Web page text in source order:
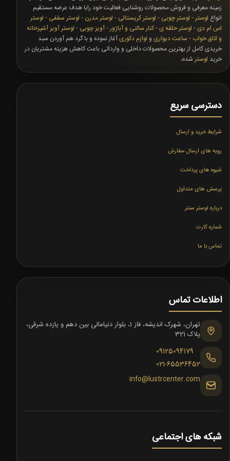
زمینه معرفی و فروش محصولات روشنایی فعالیت خود رابا هدف عرضه مستقیم
انواع لوستر - لوستر چوبی - لوستر کریستالی - لوستر مدرن - لوستر سقفی - لوستر
اس ام دی- لوستر حلقه ی-کنار سالنی و آباژور-آویز چوبی - لوستر آویز آشپزخانه
و اتاق خواب - ساعت دیواری و لوازم دکوریآغاز نموده و با گرد هم آوردن سبد
خریدی کامل از بهترین محصولات داخلی و وارداتی باعث کاهش هزینه مشتریان در
خرید لوستر شده،
دسترسی سریع
شرایط خرید و ارسال
رویه های ارسال سفارش
شیوه های پرداخت
پرسش های متداول
درباره لوستر سنتر
شماره کارت
تماس با ما
اطلاعات تماس
تهران، شهرک اندیشه، فاز 1، بلوار دنیامالی بین دهم و یازده شرقی،
پلاک 321
09125094179
021-65536452
info@lustrcenter.com
شبکه های اجتماعی